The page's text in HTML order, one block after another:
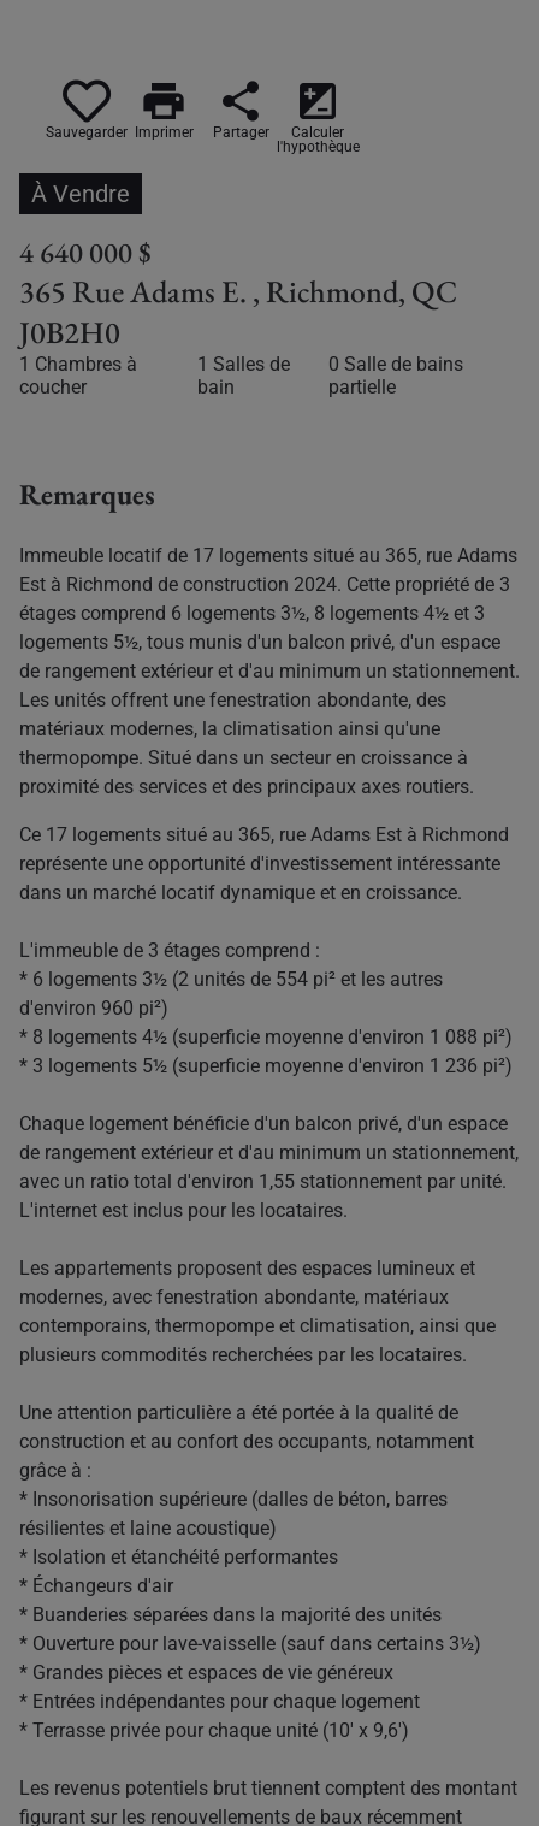
Sauvegarder
print
Imprimer
share
Partager
iso
Calculer
l'hypothèque
À Vendre
4 640 000 $
365 Rue Adams E. , Richmond, QC
J0B2H0
1 Chambres à
coucher
1 Salles de
bain
0 Salle de bains
partielle
Remarques
Immeuble locatif de 17 logements situé au 365, rue Adams
Est à Richmond de construction 2024. Cette propriété de 3
étages comprend 6 logements 3½, 8 logements 4½ et 3
logements 5½, tous munis d'un balcon privé, d'un espace
de rangement extérieur et d'au minimum un stationnement.
Les unités offrent une fenestration abondante, des
matériaux modernes, la climatisation ainsi qu'une
thermopompe. Situé dans un secteur en croissance à
proximité des services et des principaux axes routiers.
Ce 17 logements situé au 365, rue Adams Est à Richmond
représente une opportunité d'investissement intéressante
dans un marché locatif dynamique et en croissance.
L'immeuble de 3 étages comprend :
* 6 logements 3½ (2 unités de 554 pi² et les autres
d'environ 960 pi²)
* 8 logements 4½ (superficie moyenne d'environ 1 088 pi²)
* 3 logements 5½ (superficie moyenne d'environ 1 236 pi²)
Chaque logement bénéficie d'un balcon privé, d'un espace
de rangement extérieur et d'au minimum un stationnement,
avec un ratio total d'environ 1,55 stationnement par unité.
L'internet est inclus pour les locataires.
Les appartements proposent des espaces lumineux et
modernes, avec fenestration abondante, matériaux
contemporains, thermopompe et climatisation, ainsi que
plusieurs commodités recherchées par les locataires.
Une attention particulière a été portée à la qualité de
construction et au confort des occupants, notamment
grâce à :
* Insonorisation supérieure (dalles de béton, barres
résilientes et laine acoustique)
* Isolation et étanchéité performantes
* Échangeurs d'air
* Buanderies séparées dans la majorité des unités
* Ouverture pour lave-vaisselle (sauf dans certains 3½)
* Grandes pièces et espaces de vie généreux
* Entrées indépendantes pour chaque logement
* Terrasse privée pour chaque unité (10' x 9,6')
Les revenus potentiels brut tiennent comptent des montant
figurant sur les renouvellements de baux récemment